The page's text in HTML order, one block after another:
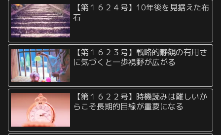
【第１６２４号】10年後を見据えた布
石
【第１６２３号】戦略的静観の有用さ
に気づくと一歩視野が広がる
【第１６２２号】時機読みは難しいか
らこそ長期的目線が重要になる